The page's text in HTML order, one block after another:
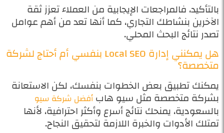
بالتأكيد، فالمراجعات الإيجابية من العملاء تعزز ثقة
الآخرين بنشاطك التجاري، كما أنها تعد من أهم عوامل
تصدر نتائج البحث المحلي.
هل يمكنني إدارة Local SEO بنفسي أم أحتاج لشركة
متخصصة؟
يمكنك تطبيق بعض الخطوات بنفسك، لكن الاستعانة
بشركة متخصصة مثل سيو هاب أفضل شركة سيو
بالسعودية، يمنحك نتائج أسرع وأكثر احترافية، لأنها
تمتلك الأدوات والخبرة اللازمة لتحقيق النجاح.